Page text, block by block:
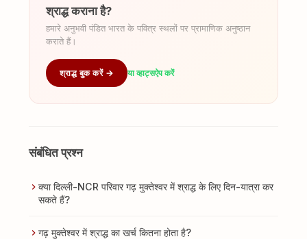
श्राद्ध कराना है?
हमारे अनुभवी पंडित भारत के पवित्र स्थलों पर प्रामाणिक अनुष्ठान
कराते हैं।
श्राद्ध बुक करें → या व्हाट्सऐप करें
संबंधित प्रश्न
क्या दिल्ली-NCR परिवार गढ़ मुक्तेश्वर में श्राद्ध के लिए दिन-यात्रा कर
सकते हैं?
गढ़ मुक्तेश्वर में श्राद्ध का खर्च कितना होता है?